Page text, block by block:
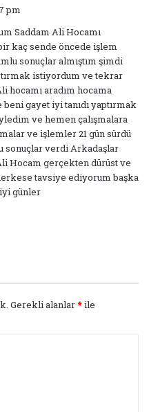
d
i
k
i
:
pm
Saddam Ali Hocamı
kaç sende öncede işlem
sonuçlar almıştım şimdi
istiyordum ve tekrar
hocamı aradım hocama
gayet iyi tanıdı yaptırmak
ve hemen çalışmalara
ve işlemler 21 gün sürdü
sonuçlar verdi Arkadaşlar
Hocam gerçekten dürüst ve
tavsiye ediyorum başka
günler
Gerekli alanlar*ile